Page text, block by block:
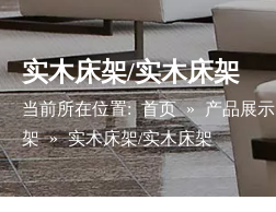
实木床架/实木床架
当前所在位置: 首页 » 产品展示
架 » 实木床架/实木床架